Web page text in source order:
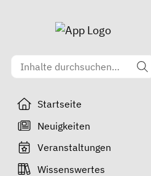
Startseite
Neuigkeiten
Veranstaltungen
Wissenswertes